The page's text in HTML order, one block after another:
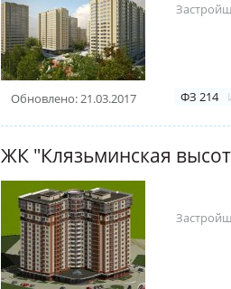
Обновлено: 21.03.2017 ФЗ 214
ЖК "Клязьминская